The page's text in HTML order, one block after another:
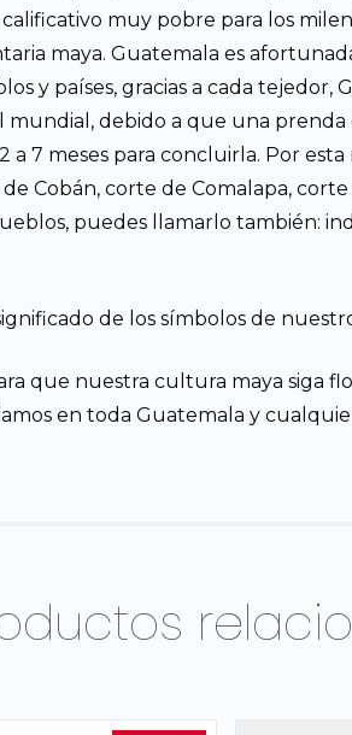
calificativo muy pobre para los
maya. Guatemala es
y países, gracias a cada
debido a que una
7 meses para concluirla. Por
Cobán, corte de Comalapa,
puedes llamarlo también:
de los símbolos de
que nuestra cultura maya siga
en toda Guatemala y